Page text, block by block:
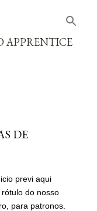
APPRENTICE
DE
previ aqui
do nosso
para patronos.